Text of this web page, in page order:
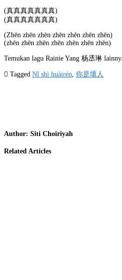
(真真真真真真真)
(真真真真真真真)
(Zhēn zhēn zhēn zhēn zhēn zhēn zhēn)
(zhēn zhēn zhēn zhēn zhēn zhēn zhēn)
Temukan lagu Rainie Yang 杨丞琳
Tagged Nǐ shì huàirén, 你是壞人
Author: Siti Choiriyah
Related Articles